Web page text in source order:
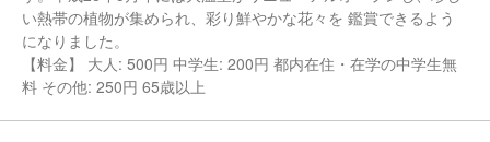
い熱帯の植物が集められ、彩り鮮やかな花々を 鑑賞できるよう
になりました。
【料金】 大人: 500円 中学生: 200円 都内在住・在学の中学生無
料 その他: 250円 65歳以上